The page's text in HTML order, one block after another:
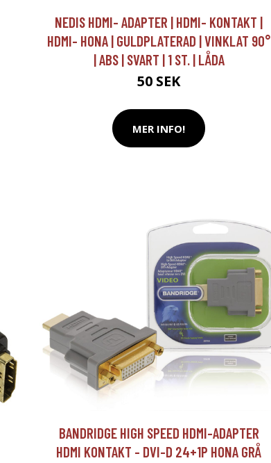
NEDIS HDMI- ADAPTER | HDMI- KONTAKT |
HDMI- HONA | GULDPLATERAD | VINKLAT 90°
| ABS | SVART | 1 ST. | LÅDA
50 SEK
MER INFO!
BANDRIDGE HIGH SPEED HDMI-ADAPTER
HDMI KONTAKT - DVI-D 24+1P HONA GRÅ